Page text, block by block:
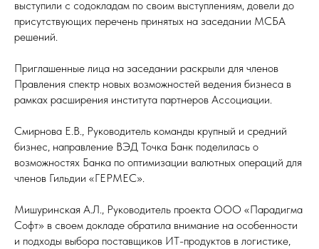
выступили с содокладам по своим выступлениям, довели до
присутствующих перечень принятых на заседании МСБА
решений.
Приглашенные лица на заседании раскрыли для членов
Правления спектр новых возможностей ведения бизнеса в
рамках расширения института партнеров Ассоциации.
Смирнова Е.В., Руководитель команды крупный и средний
бизнес, направление ВЭД Точка Банк поделилась о
возможностях Банка по оптимизации валютных операций для
членов Гильдии «ГЕРМЕС».
Мишуринская А.Л., Руководитель проекта ООО «Парадигма
Софт» в своем докладе обратила внимание на особенности
и подходы выбора поставщиков ИТ-продуктов в логистике,